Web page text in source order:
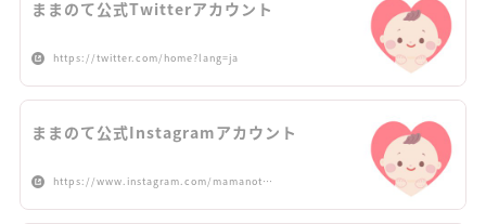
ままのて公式Twitterアカウント
https://twitter.com/home?lang=ja
ままのて公式Instagramアカウント
https://www.instagram.com/mamanot…